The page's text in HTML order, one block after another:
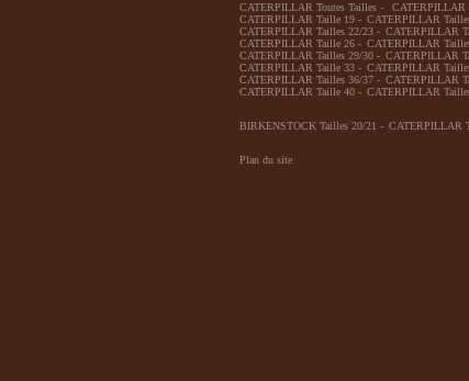
CATERPILLAR Toutes Tailles - CATERPILLAR
CATERPILLAR Taille 19 - CATERPILLAR
CATERPILLAR Tailles 22/23 - CATERPILLAR
CATERPILLAR Taille 26 - CATERPILLAR
CATERPILLAR Tailles 29/30 - CATERPILLAR
CATERPILLAR Taille 33 - CATERPILLAR
CATERPILLAR Tailles 36/37 - CATERPILLAR
CATERPILLAR Taille 40 - CATERPILLAR
BIRKENSTOCK Tailles 20/21 - CATERPILLAR
Plan du site